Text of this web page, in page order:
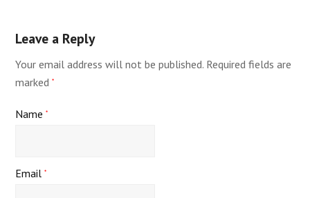
Leave a Reply
Your email address will not be published. Required fields are
marked*
Name*
Email*